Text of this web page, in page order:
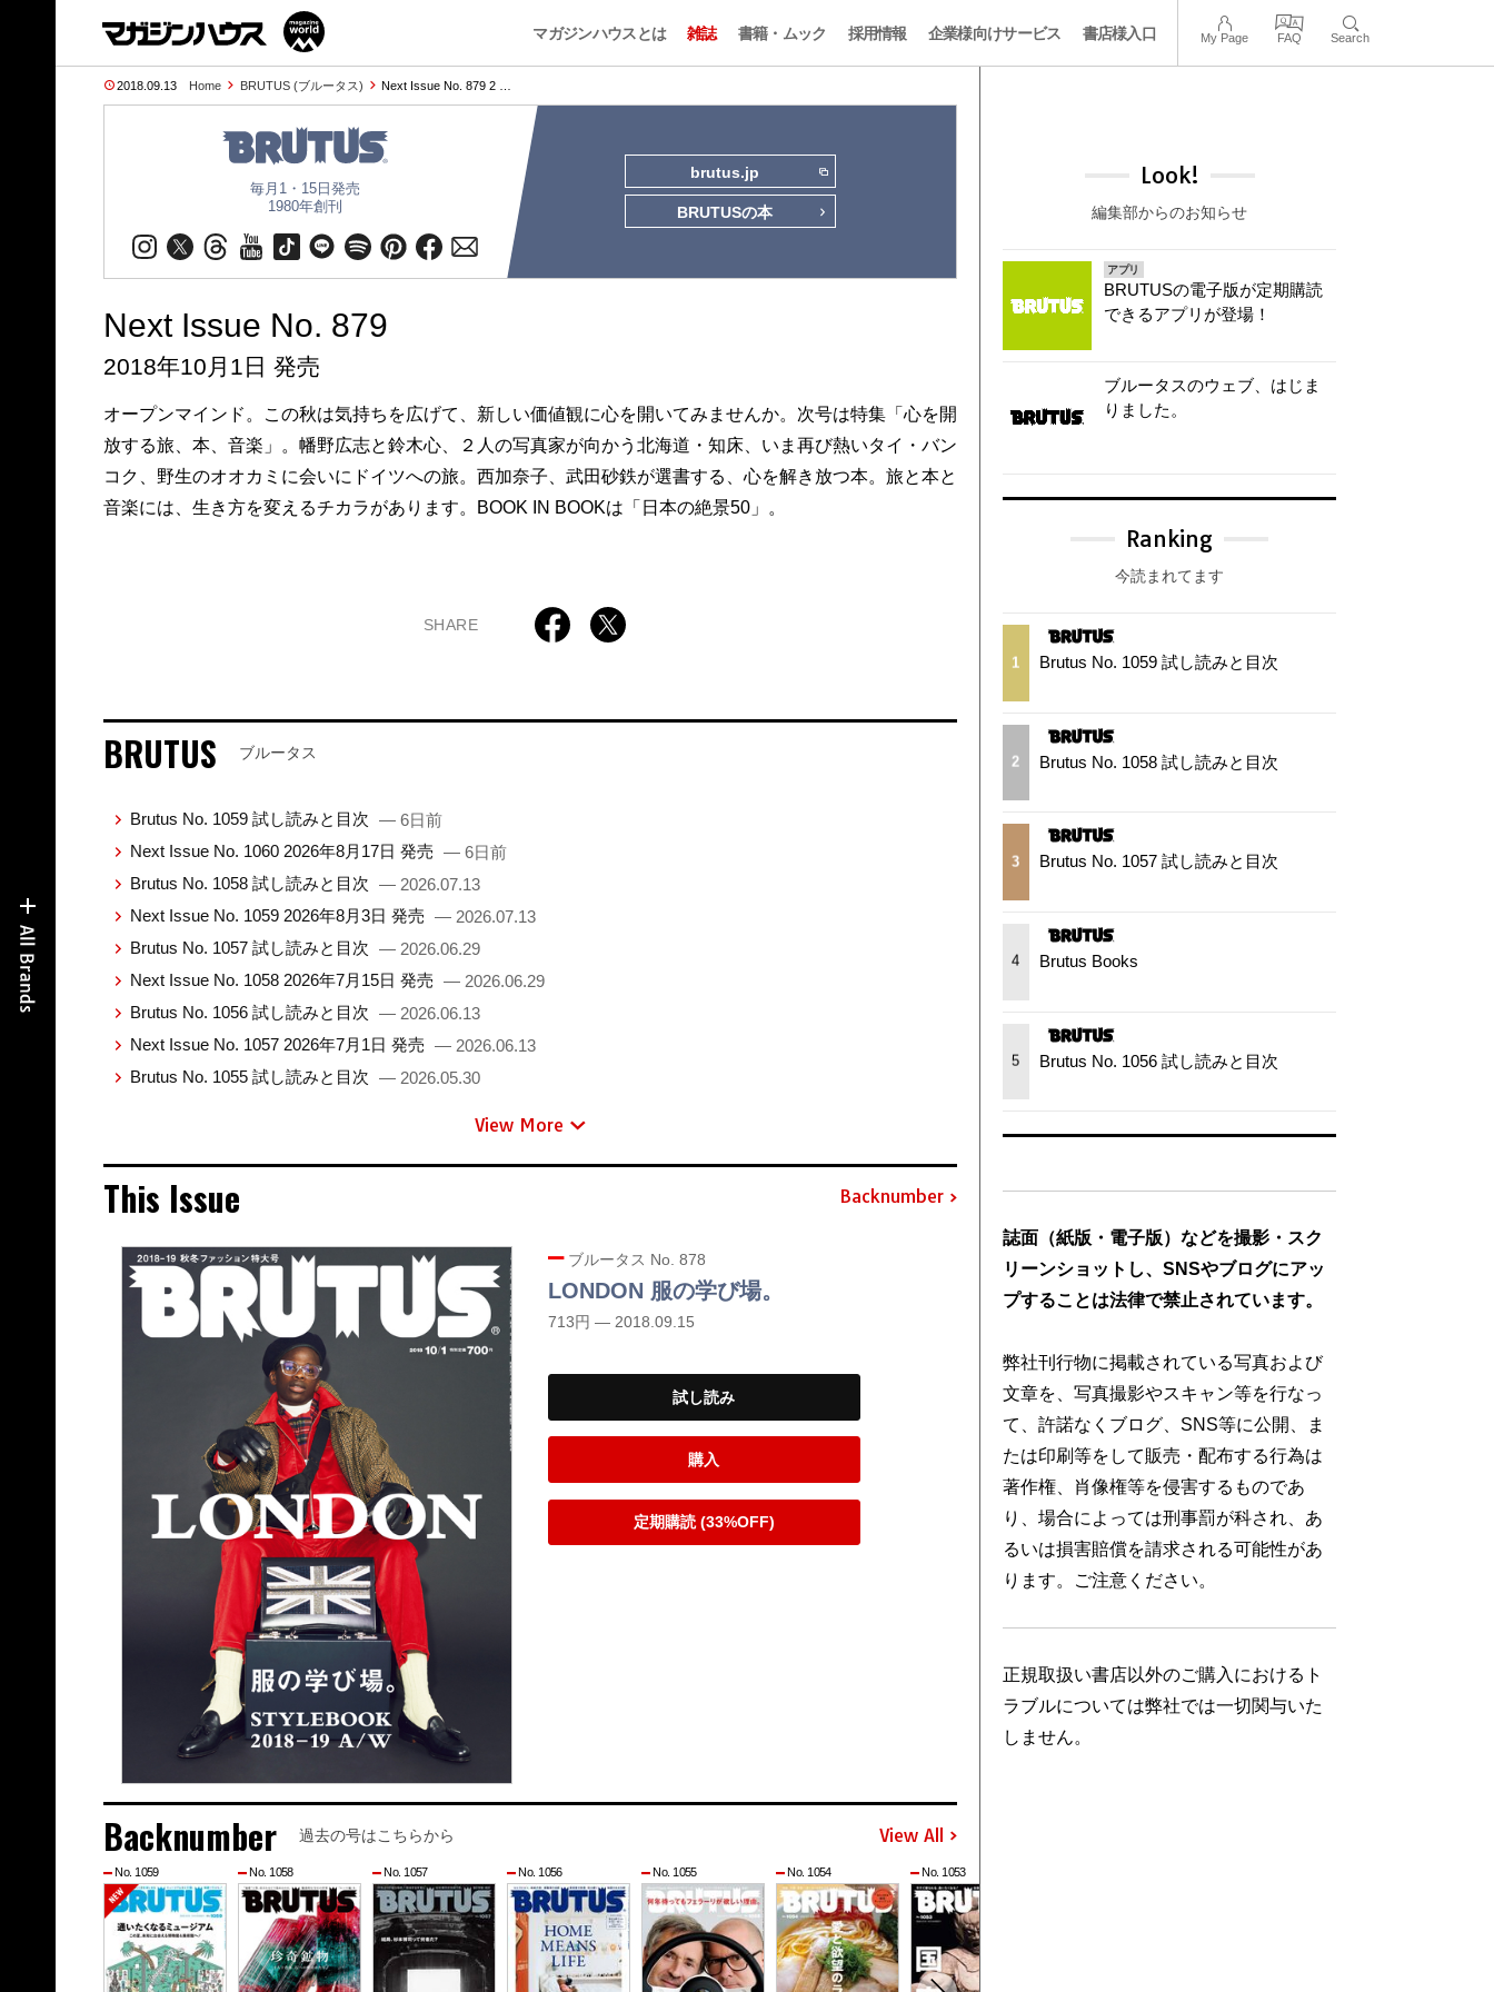
マガジンハウスとは 雑誌 書籍・ムック 採用情報 企業様向けサービス 書店様入口 My Page FAQ Search
2018.09.13 Home BRUTUS (ブルータス) Next Issue No. 879 2 …
毎月1・15日発売
1980年創刊
brutus.jp
BRUTUSの本
Next Issue No. 879
2018年10月1日 発売
オープンマインド。この秋は気持ちを広げて、新しい価値観に心を開いてみませんか。次号は特集「心を開
放する旅、本、音楽」。幡野広志と鈴木心、２人の写真家が向かう北海道・知床、いま再び熱いタイ・バン
コク、野生のオオカミに会いにドイツへの旅。西加奈子、武田砂鉄が選書する、心を解き放つ本。旅と本と
音楽には、生き方を変えるチカラがあります。BOOK IN BOOKは「日本の絶景50」。
SHARE
BRUTUS ブルータス
Brutus No. 1059 試し読みと目次 — 6日前
Next Issue No. 1060 2026年8月17日 発売 — 6日前
Brutus No. 1058 試し読みと目次 — 2026.07.13
Next Issue No. 1059 2026年8月3日 発売 — 2026.07.13
Brutus No. 1057 試し読みと目次 — 2026.06.29
Next Issue No. 1058 2026年7月15日 発売 — 2026.06.29
Brutus No. 1056 試し読みと目次 — 2026.06.13
Next Issue No. 1057 2026年7月1日 発売 — 2026.06.13
Brutus No. 1055 試し読みと目次 — 2026.05.30
View More
This Issue Backnumber
ブルータス No. 878
LONDON 服の学び場。
713円 — 2018.09.15
試し読み
購入
定期購読 (33%OFF)
Backnumber 過去の号はこちらから View All
No. 1059 No. 1058 No. 1057 No. 1056 No. 1055 No. 1054 No. 1053
Look!
編集部からのお知らせ
アプリ
BRUTUSの電子版が定期購読
できるアプリが登場！
ブルータスのウェブ、はじま
りました。
Ranking
今読まれてます
1 Brutus No. 1059 試し読みと目次
2 Brutus No. 1058 試し読みと目次
3 Brutus No. 1057 試し読みと目次
4 Brutus Books
5 Brutus No. 1056 試し読みと目次
誌面（紙版・電子版）などを撮影・スク
リーンショットし、SNSやブログにアッ
プすることは法律で禁止されています。
弊社刊行物に掲載されている写真および
文章を、写真撮影やスキャン等を行なっ
て、許諾なくブログ、SNS等に公開、ま
たは印刷等をして販売・配布する行為は
著作権、肖像権等を侵害するものであ
り、場合によっては刑事罰が科され、あ
るいは損害賠償を請求される可能性があ
ります。ご注意ください。
正規取扱い書店以外のご購入におけるト
ラブルについては弊社では一切関与いた
しません。